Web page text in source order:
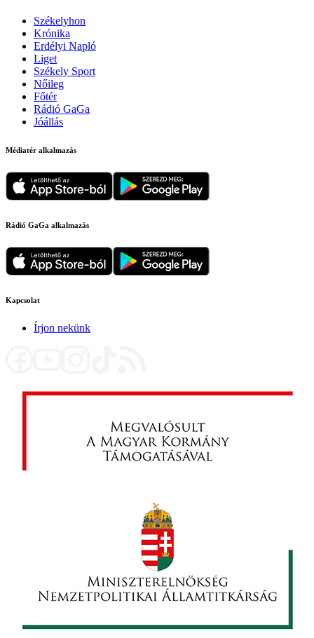
Székelyhon
Krónika
Erdélyi Napló
Liget
Székely Sport
Nőileg
Főtér
Rádió GaGa
Jóállás
Médiatér alkalmazás
Rádió GaGa alkalmazás
Kapcsolat
Írjon nekünk